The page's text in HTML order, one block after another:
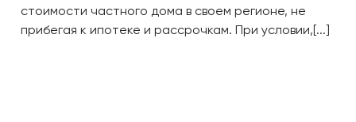
стоимости частного дома в своем регионе, не
прибегая к ипотеке и рассрочкам. При условии,[...]